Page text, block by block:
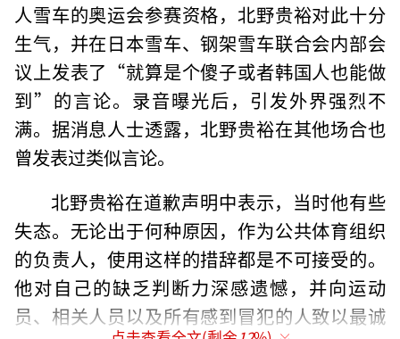
人雪车的奥运会参赛资格，北野贵裕对此十分
生气，并在日本雪车、钢架雪车联合会内部会
议上发表了“就算是个傻子或者韩国人也能做
到”的言论。录音曝光后，引发外界强烈不
满。据消息人士透露，北野贵裕在其他场合也
曾发表过类似言论。
北野贵裕在道歉声明中表示，当时他有些
失态。无论出于何种原因，作为公共体育组织
的负责人，使用这样的措辞都是不可接受的。
他对自己的缺乏判断力深感遗憾，并向运动
员、相关人员以及所有感到冒犯的人致以最诚